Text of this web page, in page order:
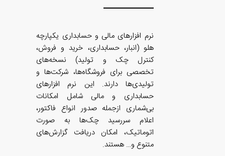
نرم‌ افزارهای مالی و حسابداری یکپارچه
هلو (انبار، حسابداری، خرید و فروش،
کنترل چک و تولید) نسخه‌های
تخصصی برای فروشگاه‌ها، شرکت‌ها و
تولیدی‌ها دارند. این نرم‌ افزارهای
حسابداری و مالی شامل امکانات
بی‌شماری ازجمله صدور انواع فاکتور،
اعلام سررسید چک‌ها به صورت
اتوماتیک، امکان دریافت گزارش‌های
متنوع و… هستند.